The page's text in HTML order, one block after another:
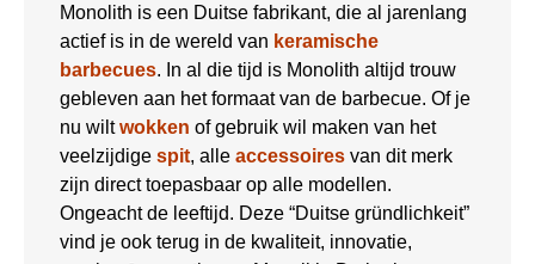
Monolith is een Duitse fabrikant, die al jarenlang
actief is in de wereld van keramische
barbecues. In al die tijd is Monolith altijd trouw
gebleven aan het formaat van de barbecue. Of je
nu wiltwokken of gebruik wil maken van het
veelzijdige spit, alle accessoires van dit merk
zijn direct toepasbaar op alle modellen.
Ongeacht de leeftijd. Deze “Duitse gründlichkeit”
vind je ook terug in de kwaliteit, innovatie,